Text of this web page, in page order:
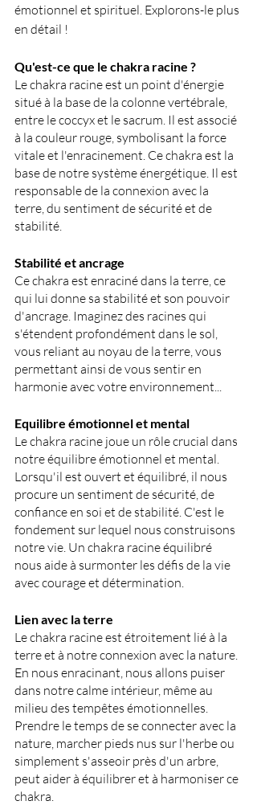
émotionnel et spirituel. Explorons-le plus
en détail !
Qu'est-ce que le chakra racine ?
Le chakra racine est un point d'énergie
situé à la base de la colonne vertébrale,
entre le coccyx et le sacrum. Il est associé
à la couleur rouge, symbolisant la force
vitale et l'enracinement. Ce chakra est la
base de notre système énergétique. Il est
responsable de la connexion avec la
terre, du sentiment de sécurité et de
stabilité.
Stabilité et ancrage
Ce chakra est enraciné dans la terre, ce
qui lui donne sa stabilité et son pouvoir
d'ancrage. Imaginez des racines qui
s'étendent profondément dans le sol,
vous reliant au noyau de la terre, vous
permettant ainsi de vous sentir en
harmonie avec votre environnement...
Equilibre émotionnel et mental
Le chakra racine joue un rôle crucial dans
notre équilibre émotionnel et mental.
Lorsqu'il est ouvert et équilibré, il nous
procure un sentiment de sécurité, de
confiance en soi et de stabilité. C'est le
fondement sur lequel nous construisons
notre vie. Un chakra racine équilibré
nous aide à surmonter les défis de la vie
avec courage et détermination.
Lien avec la terre
Le chakra racine est étroitement lié à la
terre et à notre connexion avec la nature.
En nous enracinant, nous allons puiser
dans notre calme intérieur, même au
milieu des tempêtes émotionnelles.
Prendre le temps de se connecter avec la
nature, marcher pieds nus sur l'herbe ou
simplement s'asseoir près d'un arbre,
peut aider à équilibrer et à harmoniser ce
chakra.